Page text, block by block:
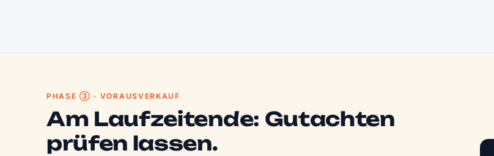
PHASE ③ · VORAUSVERKAUF
Am Laufzeitende: Gutachten
prüfen lassen.